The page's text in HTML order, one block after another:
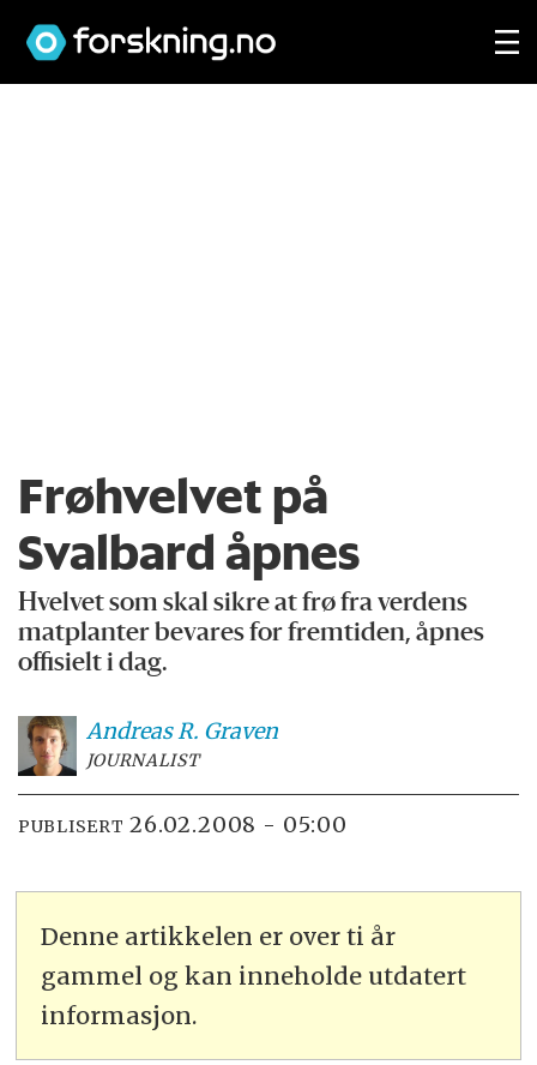
Frøhvelvet på
Svalbard åpnes
Hvelvet som skal sikre at frø fra verdens
matplanter bevares for fremtiden, åpnes
offisielt i dag.
Andreas R. Graven
JOURNALIST
PUBLISERT 26.02.2008 - 05:00
Denne artikkelen er over ti år
gammel og kan inneholde utdatert
informasjon.